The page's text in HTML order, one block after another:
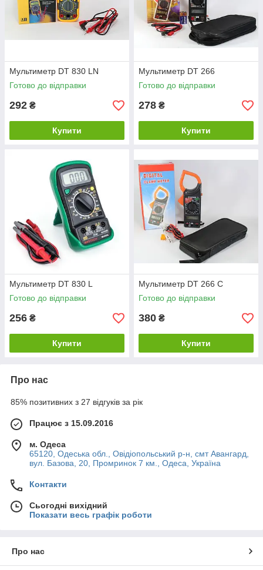
Мультиметр DT 830 LN
Готово до відправки
292 ₴
Купити
Мультиметр DT 266
Готово до відправки
278 ₴
Купити
Мультиметр DT 830 L
Готово до відправки
256 ₴
Купити
Мультиметр DT 266 C
Готово до відправки
380 ₴
Купити
Про нас
85% позитивних з 27 відгуків за рік
Працює з 15.09.2016
м. Одеса
65120, Одеська обл., Овідіопольський р-н, смт Авангард,
вул. Базова, 20, Промринок 7 км., Одеса, Україна
Контакти
Сьогодні вихідний
Показати весь графік роботи
Про нас